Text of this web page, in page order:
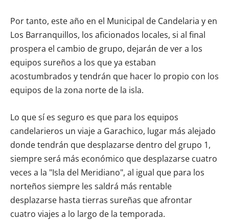
Por tanto, este año en el Municipal de Candelaria y en
Los Barranquillos, los aficionados locales, si al final
prospera el cambio de grupo, dejarán de ver a los
equipos sureños a los que ya estaban
acostumbrados y tendrán que hacer lo propio con los
equipos de la zona norte de la isla.
Lo que sí es seguro es que para los equipos
candelarieros un viaje a Garachico, lugar más alejado
donde tendrán que desplazarse dentro del grupo 1,
siempre será más económico que desplazarse cuatro
veces a la "Isla del Meridiano", al igual que para los
norteños siempre les saldrá más rentable
desplazarse hasta tierras sureñas que afrontar
cuatro viajes a lo largo de la temporada.